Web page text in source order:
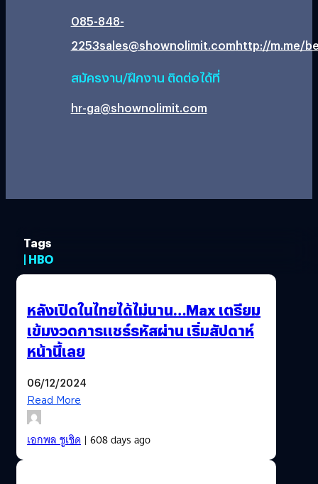
085-848-
2253sales@shownolimit.comhttp://m.me/
สมัครงาน/ฝึกงาน ติดต่อได้ที่
hr-ga@shownolimit.com
Tags
| HBO
หลังเปิดในไทยได้ไม่นาน…Max เตรียม
เข้มงวดการแชร์รหัสผ่าน เริ่มสัปดาห์
หน้านี้เลย
06/12/2024
Read More
เอกพล ชูเชิด| 608 days ago